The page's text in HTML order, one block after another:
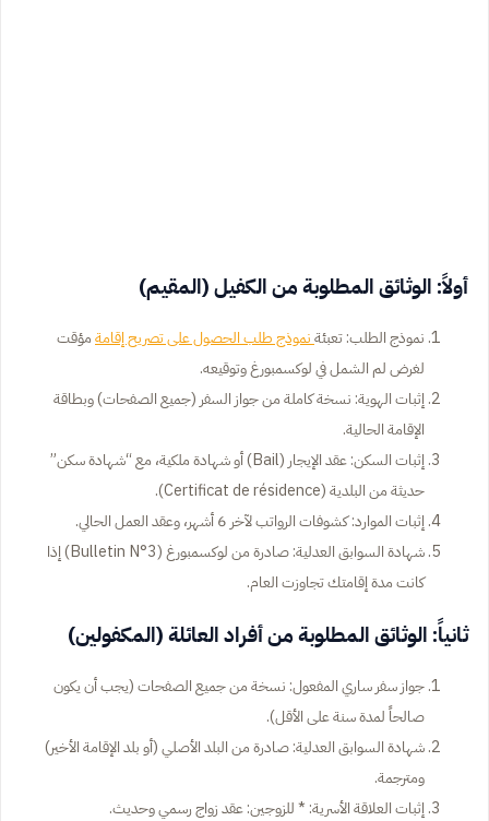
أولاً: الوثائق المطلوبة من الكفيل (المقيم)
نموذج الطلب: تعبئةنموذج طلب الحصول على تصريح إقامةمؤقت
لغرض لم الشمل في لوكسمبورغ وتوقيعه.
إثبات الهوية: نسخة كاملة من جواز السفر (جميع الصفحات) وبطاقة
الإقامة الحالية.
إثبات السكن: عقد الإيجار (Bail) أو شهادة ملكية، مع “شهادة سكن”
حديثة من البلدية (Certificat de résidence).
إثبات الموارد: كشوفات الرواتب لآخر 6 أشهر، وعقد العمل الحالي.
شهادة السوابق العدلية: صادرة من لوكسمبورغ (Bulletin N°3) إذا
كانت مدة إقامتك تجاوزت العام.
ثانياً: الوثائق المطلوبة من أفراد العائلة (المكفولين)
جواز سفر ساري المفعول: نسخة من جميع الصفحات (يجب أن يكون
صالحاً لمدة سنة على الأقل).
شهادة السوابق العدلية: صادرة من البلد الأصلي (أو بلد الإقامة الأخير)
ومترجمة.
إثبات العلاقة الأسرية: * للزوجين: عقد زواج رسمي وحديث.